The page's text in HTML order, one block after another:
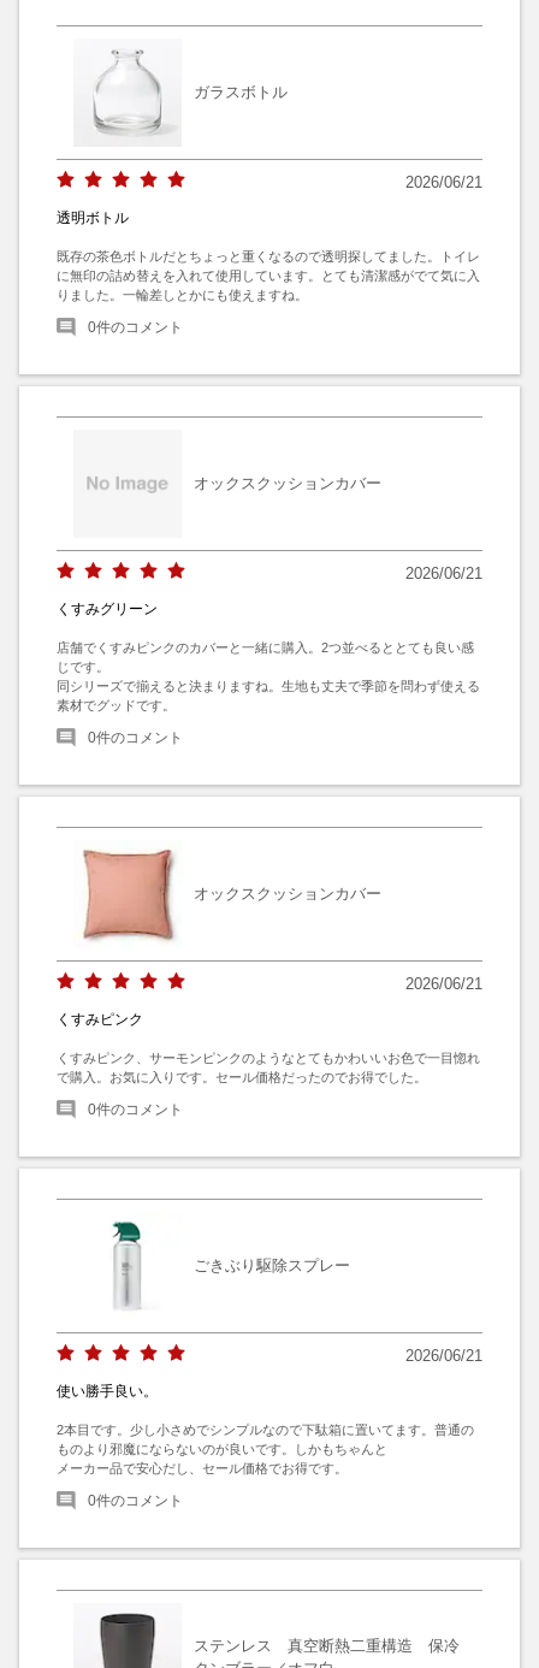
ガラスボトル
2026/06/21
透明ボトル
既存の茶色ボトルだとちょっと重くなるので透明探してました。トイレ
に無印の詰め替えを入れて使用しています。とても清潔感がでて気に入
りました。一輪差しとかにも使えますね。
0件のコメント
オックスクッションカバー
2026/06/21
くすみグリーン
店舗でくすみピンクのカバーと一緒に購入。2つ並べるととても良い感
じです。
同シリーズで揃えると決まりますね。生地も丈夫で季節を問わず使える
素材でグッドです。
0件のコメント
オックスクッションカバー
2026/06/21
くすみピンク
くすみピンク、サーモンピンクのようなとてもかわいいお色で一目惚れ
で購入。お気に入りです。セール価格だったのでお得でした。
0件のコメント
ごきぶり駆除スプレー
2026/06/21
使い勝手良い。
2本目です。少し小さめでシンプルなので下駄箱に置いてます。普通の
ものより邪魔にならないのが良いです。しかもちゃんと
メーカー品で安心だし、セール価格でお得です。
0件のコメント
ステンレス 真空断熱二重構造 保冷